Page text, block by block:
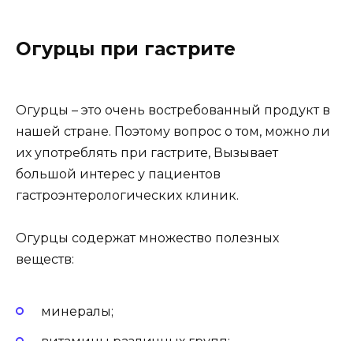
Огурцы при гастрите
Огурцы – это очень востребованный продукт в
нашей стране. Поэтому вопрос о том, можно ли
их употреблять при гастрите, Вызывает
большой интерес у пациентов
гастроэнтерологических клиник.
Огурцы содержат множество полезных
веществ:
минералы;